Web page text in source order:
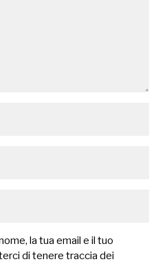
la tua email e il tuo
di tenere traccia dei